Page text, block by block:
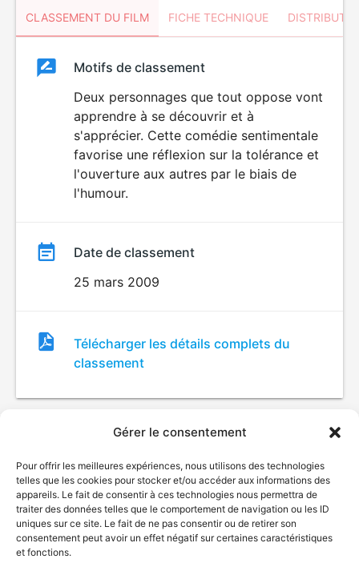
Gérer le consentement
Pour offrir les meilleures expériences, nous utilisons des technologies
telles que les cookies pour stocker et/ou accéder aux informations des
appareils. Le fait de consentir à ces technologies nous permettra de
traiter des données telles que le comportement de navigation ou les ID
uniques sur ce site. Le fait de ne pas consentir ou de retirer son
consentement peut avoir un effet négatif sur certaines caractéristiques
et fonctions.
CLASSEMENT DU FILM FICHE TECHNIQUE
ClassementClassement
Motifs de classement
Deux personnages que tout oppose vont
apprendre à se découvrir et à
s'apprécier. Cette comédie sentimentale
favorise une réflexion sur la tolérance et
l'ouverture aux autres par le biais de
l'humour.
Date de classement
25 mars 2009
Fichier
de
classement
Télécharger les détails complets du
classement
© Gouvernement du Québec, 2026